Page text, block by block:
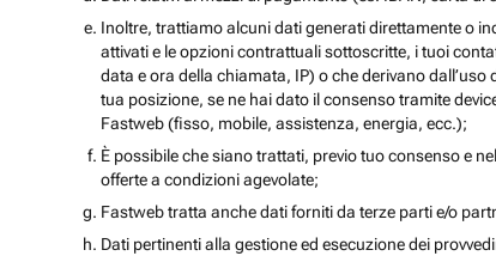
Inoltre, trattiamo alcuni dati generati direttamente o
attivati e le opzioni contrattuali sottoscritte, i tuoi
data e ora della chiamata, IP) o che derivano
tua posizione, se ne hai dato il consenso tramite
Fastweb (fisso, mobile, assistenza, energia, ecc.);
È possibile che siano trattati, previo tuo consenso e
offerte a condizioni agevolate;
Fastweb tratta anche dati forniti da terze parti e/o
Dati pertinenti alla gestione ed esecuzione dei